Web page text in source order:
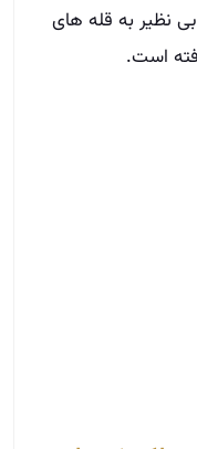
نظیر به قله های
است.